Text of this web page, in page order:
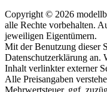
Copyright © 2026
alle Rechte vorbehalten.
jeweiligen Eigentümern.
Mit der Benutzung dieser
Datenschutzerklärung an.
Inhalt verlinkter externer
Alle Preisangaben